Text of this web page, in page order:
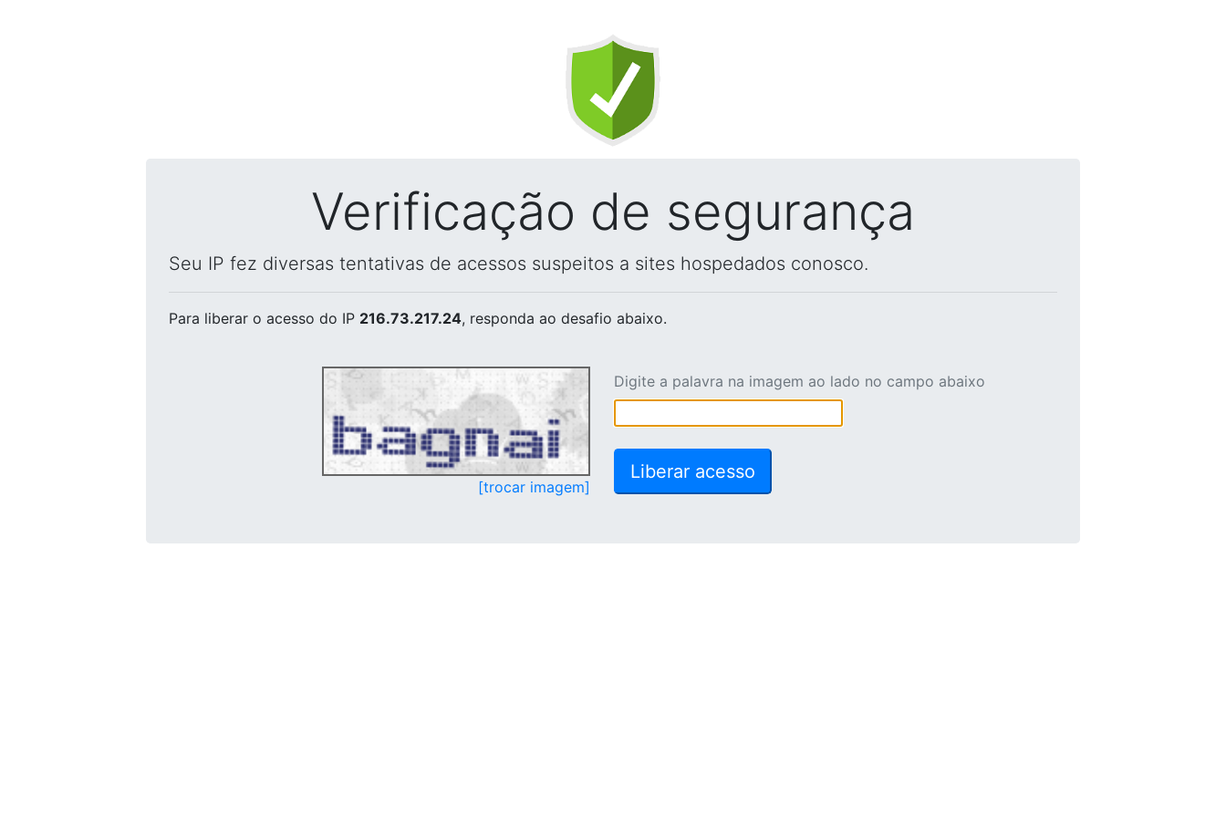
Verificação de segurança
Seu IP fez diversas tentativas de acessos suspeitos a sites hospedados conosco.
Para liberar o acesso do IP 216.73.217.24, responda ao desafio abaixo.
[trocar imagem]
Digite a palavra na imagem ao lado no campo abaixo